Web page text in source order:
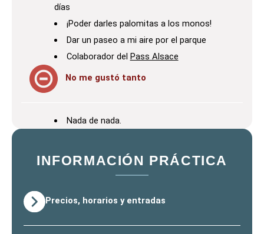
días
¡Poder darles palomitas a los monos!
Dar un paseo a mi aire por el parque
Colaborador del Pass Alsace
No me gustó tanto
Nada de nada.
INFORMACIÓN PRÁCTICA
Precios, horarios y entradas